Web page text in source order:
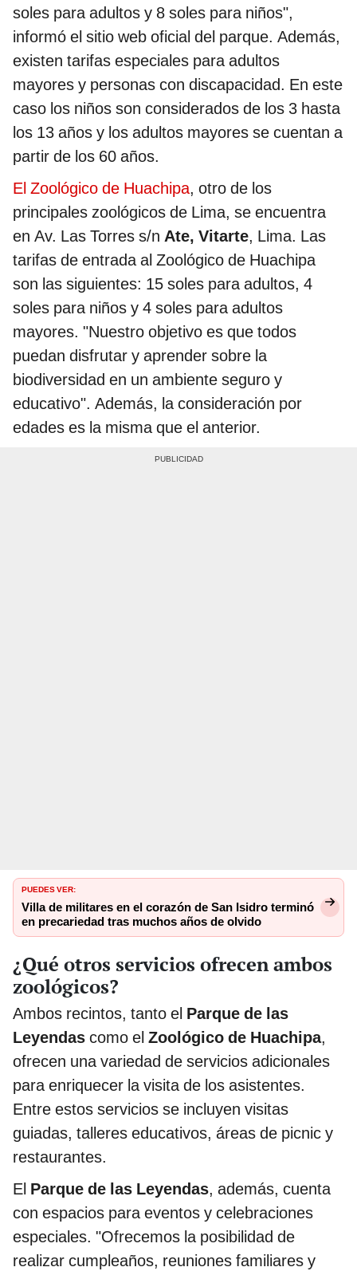
soles para adultos y 8 soles para niños",
informó el sitio web oficial del parque. Además,
existen tarifas especiales para adultos
mayores y personas con discapacidad. En este
caso los niños son considerados de los 3 hasta
los 13 años y los adultos mayores se cuentan a
partir de los 60 años.
El Zoológico de Huachipa, otro de los
principales zoológicos de Lima, se encuentra
en Av. Las Torres s/n Ate, Vitarte, Lima. Las
tarifas de entrada al Zoológico de Huachipa
son las siguientes: 15 soles para adultos, 4
soles para niños y 4 soles para adultos
mayores. "Nuestro objetivo es que todos
puedan disfrutar y aprender sobre la
biodiversidad en un ambiente seguro y
educativo". Además, la consideración por
edades es la misma que el anterior.
PUEDES VER:
Villa de militares en el corazón de San Isidro terminó
en precariedad tras muchos años de olvido
¿Qué otros servicios ofrecen ambos
zoológicos?
Ambos recintos, tanto el Parque de las
Leyendas como el Zoológico de Huachipa,
ofrecen una variedad de servicios adicionales
para enriquecer la visita de los asistentes.
Entre estos servicios se incluyen visitas
guiadas, talleres educativos, áreas de picnic y
restaurantes.
El Parque de las Leyendas, además, cuenta
con espacios para eventos y celebraciones
especiales. "Ofrecemos la posibilidad de
realizar cumpleaños, reuniones familiares y